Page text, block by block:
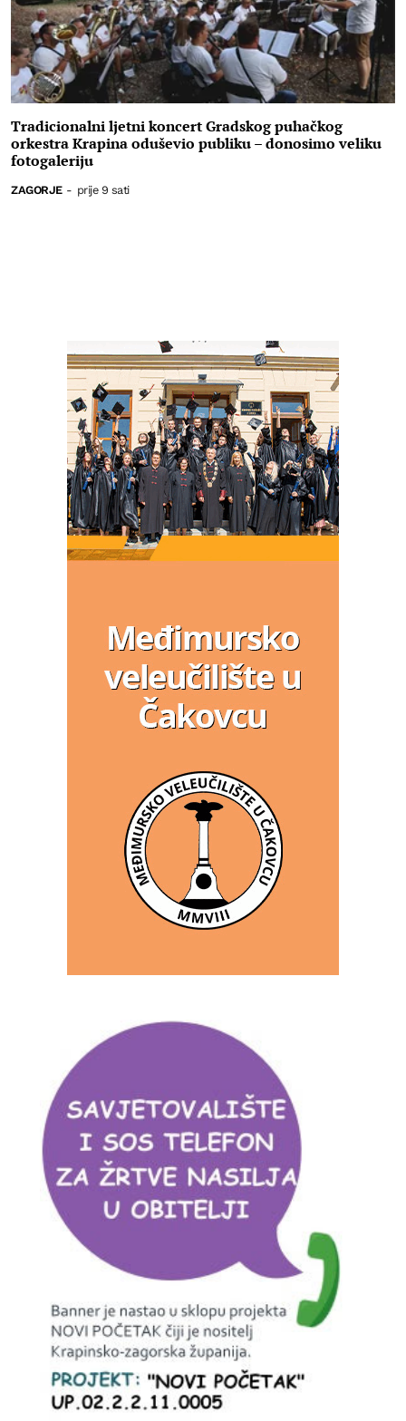
Tradicionalni ljetni koncert Gradskog puhačkog
orkestra Krapina oduševio publiku – donosimo veliku
fotogaleriju
ZAGORJE - prije 9 sati